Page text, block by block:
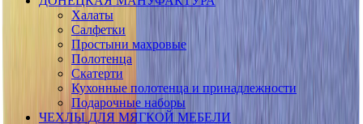
Халаты
Салфетки
Простыни махровые
Полотенца
Скатерти
Кухонные полотенца и принадлежности
Подарочные наборы
ЧЕХЛЫ ДЛЯ МЯГКОЙ МЕБЕЛИ